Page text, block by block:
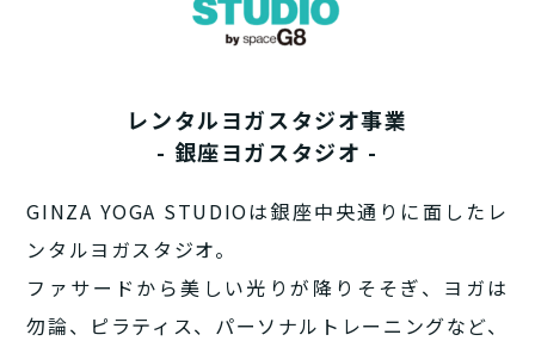
レンタルヨガスタジオ事業
- 銀座ヨガスタジオ -
GINZA YOGA STUDIOは銀座中央通りに面したレ
ンタルヨガスタジオ。
ファサードから美しい光りが降りそそぎ、ヨガは
勿論、ピラティス、パーソナルトレーニングなど、